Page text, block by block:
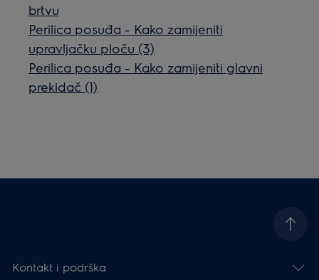
brtvu
Perilica posuđa - Kako zamijeniti
upravljačku ploču (3)
Perilica posuđa - Kako zamijeniti glavni
prekidač (1)
Kontakt i podrška